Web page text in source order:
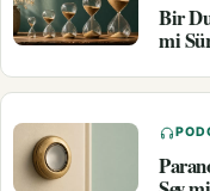
Bir
mi